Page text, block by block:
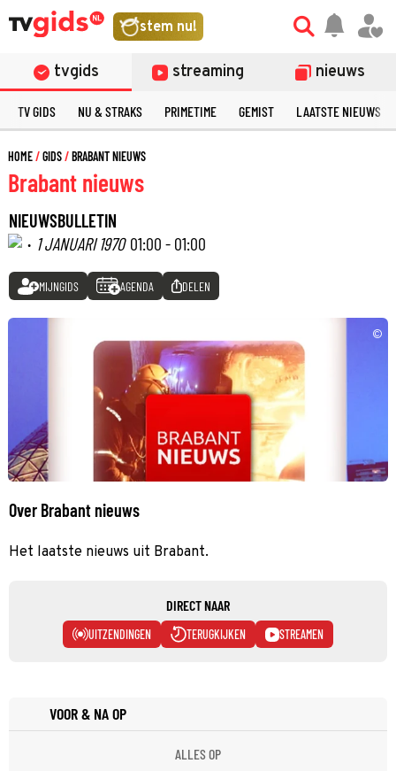
stem nu!
tvgids streaming nieuws
TV GIDS NU & STRAKS PRIMETIME GEMIST LAATSTE NIEUWS
HOME GIDS BRABANT NIEUWS
Brabant nieuws
NIEUWSBULLETIN
· 1 JANUARI 1970 01:00 - 01:00
MIJNGIDS AGENDA DELEN
©
Over Brabant nieuws
Het laatste nieuws uit Brabant.
DIRECT NAAR
UITZENDINGEN TERUGKIJKEN STREAMEN
VOOR & NA OP
ALLES OP